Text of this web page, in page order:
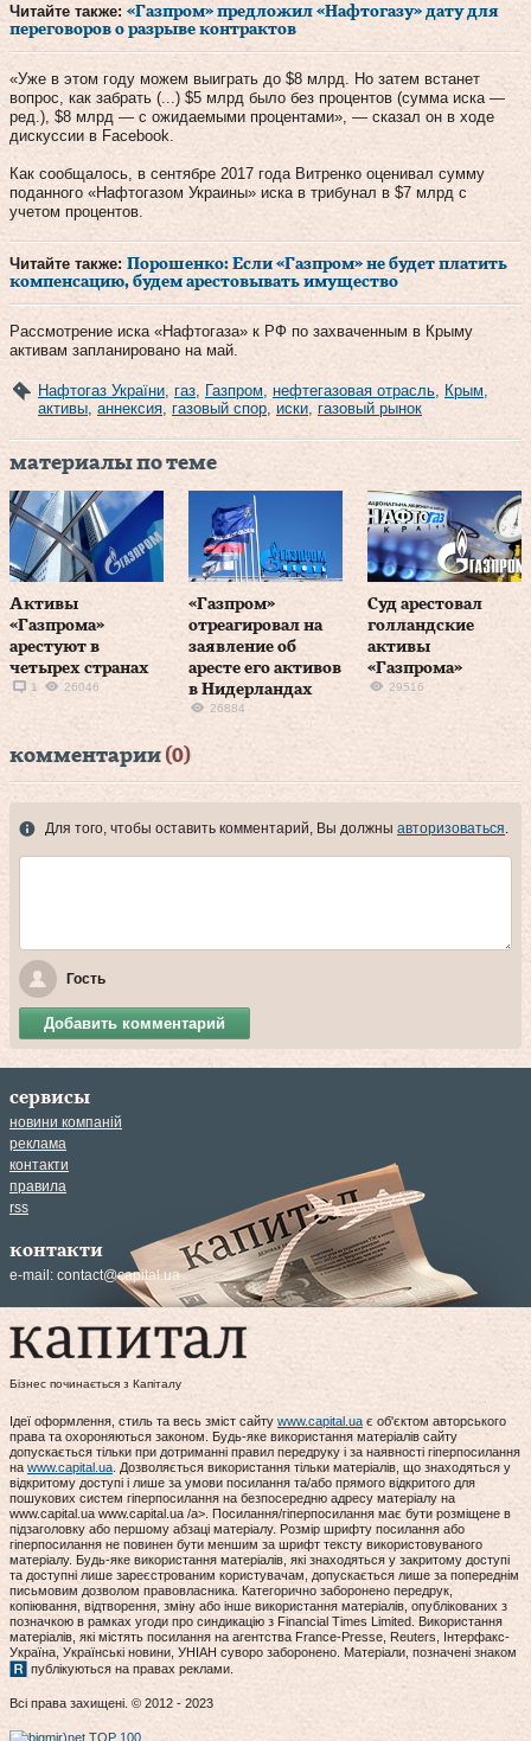
Читайте также: «Газпром» предложил «Нафтогазу» дату для
переговоров о разрыве контрактов
«Уже в этом году можем выиграть до $8 млрд. Но затем встанет
вопрос, как забрать (...) $5 млрд было без процентов (сумма иска —
ред.), $8 млрд — с ожидаемыми процентами», — сказал он в ходе
дискуссии в Facebook.
Как сообщалось, в сентябре 2017 года Витренко оценивал сумму
поданного «Нафтогазом Украины» иска в трибунал в $7 млрд с
учетом процентов.
Читайте также: Порошенко: Если «Газпром» не будет платить
компенсацию, будем арестовывать имущество
Рассмотрение иска «Нафтогаза» к РФ по захваченным в Крыму
активам запланировано на май.
Нафтогаз України газ Газпром нефтегазовая отрасль Крым
активы аннексия газовый спор иски газовый рынок
материалы по теме
Активы
«Газпрома»
арестуют в
четырех странах
1 26046
«Газпром»
отреагировал на
заявление об
аресте его активов
в Нидерландах
26884
Суд арестовал
голландские
активы
«Газпрома»
29516
комментарии (0)
Для того, чтобы оставить комментарий, Вы должны авторизоваться.
Гость
Добавить комментарий
сервисы
новини компаній
реклама
контакти
правила
rss
контакти
e-mail: contact@capital.ua
Бізнес починається з Капіталу
Ідеї оформлення, стиль та весь зміст сайту www.capital.ua є об'єктом авторського
права та охороняються законом. Будь-яке використання матеріалів сайту
допускається тільки при дотриманні правил передруку і за наявності гіперпосилання
на www.capital.ua. Дозволяється використання тільки матеріалів, що знаходяться у
відкритому доступі і лише за умови посилання та/або прямого відкритого для
пошукових систем гіперпосилання на безпосередню адресу матеріалу на
www.capital.ua www.capital.ua /a>. Посилання/гіперпосилання має бути розміщене в
підзаголовку або першому абзаці матеріалу. Розмір шрифту посилання або
гіперпосилання не повинен бути меншим за шрифт тексту використовуваного
матеріалу. Будь-яке використання матеріалів, які знаходяться у закритому доступі
та доступні лише зареєстрованим користувачам, допускається лише за попереднім
письмовим дозволом правовласника. Категорично заборонено передрук,
копіювання, відтворення, зміну або інше використання матеріалів, опублікованих з
позначкою в рамках угоди про синдикацію з Financial Times Limited. Використання
матеріалів, які містять посилання на агентства France-Presse, Reuters, Інтерфакс-
Україна, Українські новини, УНІАН суворо заборонено. Матеріали, позначені знаком
публікуються на правах реклами.
Всі права захищені. © 2012 - 2023